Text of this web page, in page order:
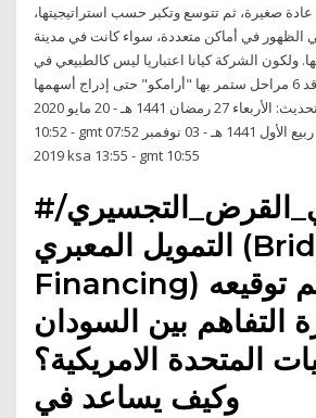
صغيرة، ثم تتوسع وتكبر حسب استراتيجيتها،
الظهور في أماكن متعددة، سواء كانت في مدينة
ولكون الشركة كيانا اعتباريا ليس كالطبيعي في
تنقله، فإن الشركات قد 6 مراحل ستمر بها "أرامكو" حتى إدراج أسهمها
بالبورصة آخر تحديث: الأربعاء 27 رمضان 1441 هـ - 20 مايو 2020 ksa
10:52 - gmt 07:52 تارخ النشر: الأحد 5 ربيع الأول 1441 هـ - 03 نوفمبر
2019 ksa 13:55 - gmt 10:55
#ماذا_يعني_القرض_التجسيري/
التمويل المعبري (Bridge Loan/
Financing) الذي تم توقيعه
بين السودان
المتحدة الامريكية؟
وكيف يساعد في